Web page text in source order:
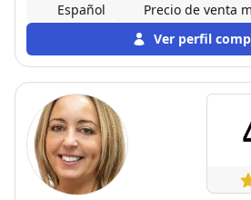
Español
Precio de venta
Ver perfil